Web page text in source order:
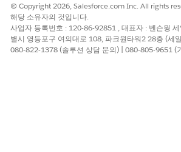
© Copyright 2026, Salesforce.com Inc. All rights
해당 소유자의 것입니다.
사업자 등록번호 : 120-86-92851 , 대표자 : 벤슨웡
별시 영등포구 여의대로 108, 파크원타워2 28층 (세
080-822-1378 (솔루션 상담 문의) | 080-805-9651 (